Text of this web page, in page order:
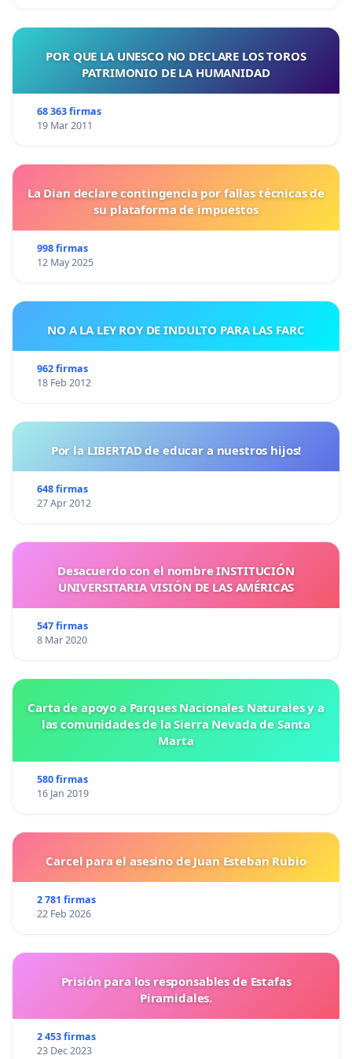
POR QUE LA UNESCO NO DECLARE LOS TOROS
PATRIMONIO DE LA HUMANIDAD
68 363 firmas
19 Mar 2011
La Dian declare contingencia por fallas técnicas de
su plataforma de impuestos
998 firmas
12 May 2025
NO A LA LEY ROY DE INDULTO PARA LAS FARC
962 firmas
18 Feb 2012
Por la LIBERTAD de educar a nuestros hijos!
648 firmas
27 Apr 2012
Desacuerdo con el nombre INSTITUCIÓN
UNIVERSITARIA VISIÓN DE LAS AMÉRICAS
547 firmas
8 Mar 2020
Carta de apoyo a Parques Nacionales Naturales y a
las comunidades de la Sierra Nevada de Santa
Marta
580 firmas
16 Jan 2019
Carcel para el asesino de Juan Esteban Rubio
2 781 firmas
22 Feb 2026
Prisión para los responsables de Estafas
Piramidales.
2 453 firmas
23 Dec 2023